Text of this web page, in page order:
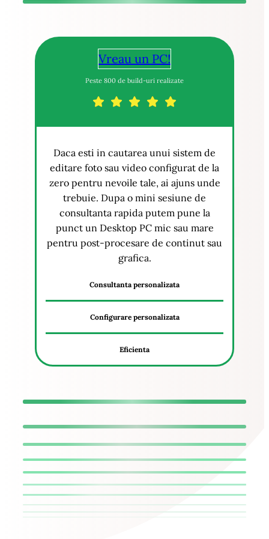
Vreau un PC!
Peste 800 de build-uri realizate
Daca esti in cautarea unui sistem de
editare foto sau video configurat de la
zero pentru nevoile tale, ai ajuns unde
trebuie. Dupa o mini sesiune de
consultanta rapida putem pune la
punct un Desktop PC mic sau mare
pentru post-procesare de continut sau
grafica.
Consultanta personalizata
Configurare personalizata
Eficienta